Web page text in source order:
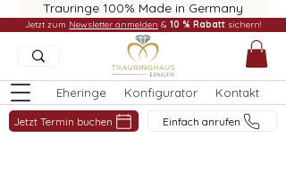
Trauringe 100% Made in Germany
Eheringe Konfigurator Kontakt
Jetzt Termin buchen Einfach anrufen
Jetzt zum Newsletter anmelden & 10 % Rabatt sichern!